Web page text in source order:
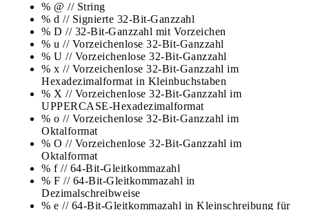
% @ // String
% d // Signierte 32-Bit-Ganzzahl
% D // 32-Bit-Ganzzahl mit Vorzeichen
% u // Vorzeichenlose 32-Bit-Ganzzahl
% U // Vorzeichenlose 32-Bit-Ganzzahl
% x // Vorzeichenlose 32-Bit-Ganzzahl im
Hexadezimalformat in Kleinbuchstaben
% X // Vorzeichenlose 32-Bit-Ganzzahl im
UPPERCASE-Hexadezimalformat
% o // Vorzeichenlose 32-Bit-Ganzzahl im
Oktalformat
% O // Vorzeichenlose 32-Bit-Ganzzahl im
Oktalformat
% f // 64-Bit-Gleitkommazahl
% F // 64-Bit-Gleitkommazahl in
Dezimalschreibweise
% e // 64-Bit-Gleitkommazahl in Kleinschreibung für